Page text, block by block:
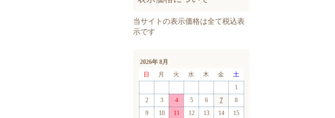
2026年 8月
日
月 火 水 木 金
土
1
2
3 4 5 6 7
8
9
10 11 12 13 14 15